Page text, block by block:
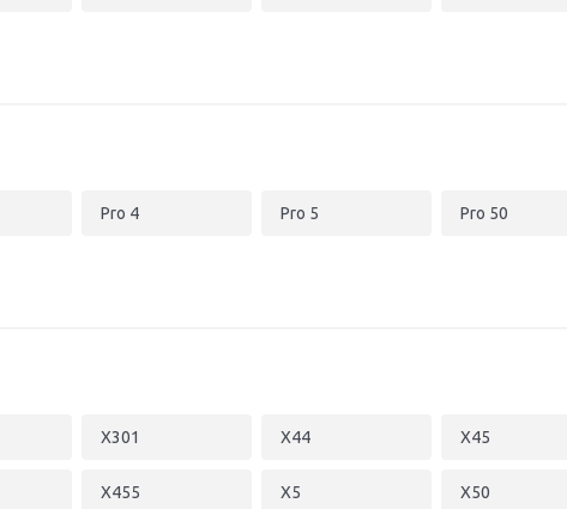
Pro 4 Pro 5 Pro 50
X301 X44 X45
X455 X5 X50